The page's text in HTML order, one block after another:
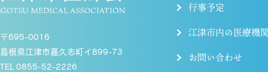
〒695-0016
島根県江津市嘉久志町イ899-73
TEL 0855-52-2226
行事予定
江津市内の医療機
お問い合わせ